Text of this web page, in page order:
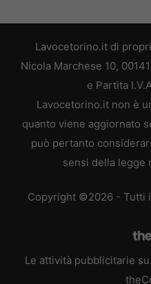
Lavocetorino.it di
Nicola Marchese 10,
e Partita
Lavocetorino.it non è
quanto viene aggiornato
può pertanto
sensi della legge
Copyright ©2026 - Tutti
Le attività pubblicitarie